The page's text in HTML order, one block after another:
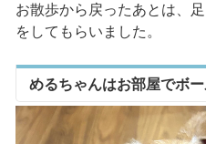
お散歩から戻ったあとは、
をしてもらいました。
めるちゃんはお部屋でボ